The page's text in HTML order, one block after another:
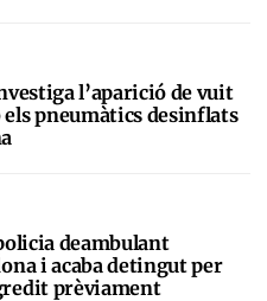
l’aparició de vuit
els pneumàtics desinflats
deambulant
i acaba detingut per
prèviament